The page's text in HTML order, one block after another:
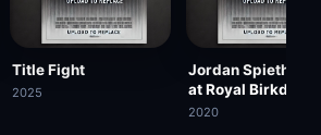
Title Fight
2025
Jordan Spieth
at Royal Birkdale |
The Open Official
2020